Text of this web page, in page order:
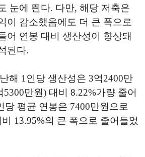
눈에 띈다. 다만, 해당 저축은
이 감소했음에도 더 큰 폭으로
어 연봉 대비 생산성이 향상돼
된다.
해 1인당 생산성은 3억2400만
만원) 대비 8.22%가량 줄어
당 평균 연봉은 7400만원으로
13.95%의 큰 폭으로 줄어들었